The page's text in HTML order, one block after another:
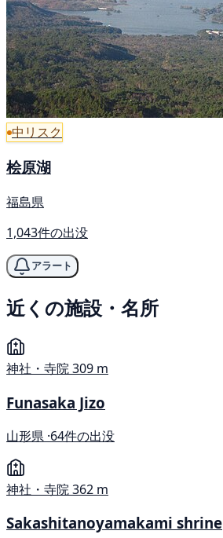
中リスク
桧原湖
福島県
1,043件の出没
アラート
近くの施設・名所
神社・寺院309 m
Funasaka Jizo
山形県 ·64件の出没
神社・寺院362 m
Sakashitanoyamakami shrine